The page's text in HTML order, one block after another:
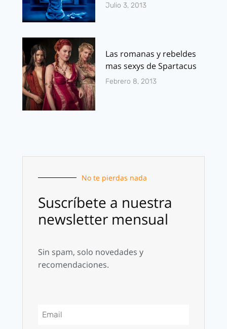
Julio 3, 2013
Las romanas y rebeldes
mas sexys de Spartacus
Febrero 8, 2013
No te pierdas nada
Suscríbete a nuestra
newsletter mensual
Sin spam, solo novedades y
recomendaciones.